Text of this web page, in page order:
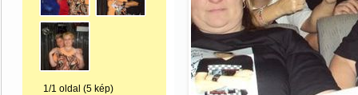
1/1 oldal (5 kép)